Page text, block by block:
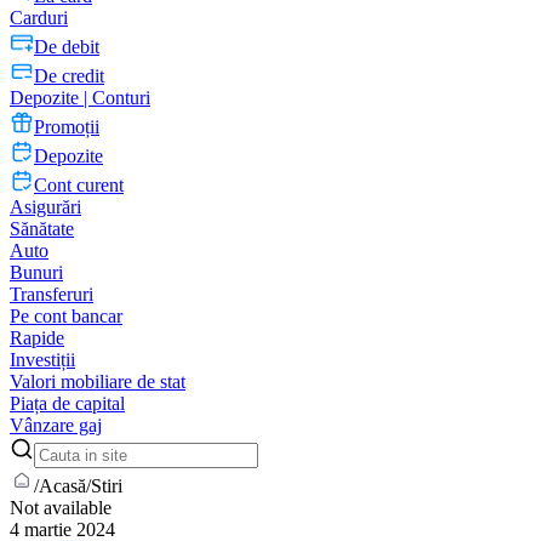
Carduri
De debit
De credit
Depozite | Conturi
Promoții
Depozite
Cont curent
Asigurări
Sănătate
Auto
Bunuri
Transferuri
Pe cont bancar
Rapide
Investiții
Valori mobiliare de stat
Piața de capital
Vânzare gaj
/Acasă/Stiri
Not available
4 martie 2024